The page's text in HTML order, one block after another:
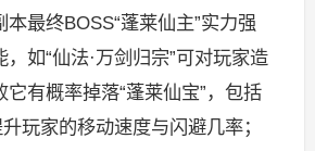
最终BOSS“蓬莱仙主”实力强
如“仙法·万剑归宗”可对玩家造
有概率掉落“蓬莱仙宝”，包括
玩家的移动速度与闪避几率；